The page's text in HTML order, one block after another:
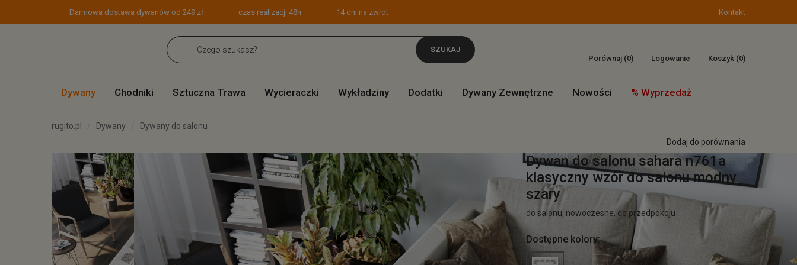
Darmowa dostawa dywanów od 249 zł czas realizacji 48h 14 dni na zwrot Kontakt
SZUKAJ
Porównaj (0) Logowanie Koszyk (0)
Dywany Chodniki Sztuczna Trawa Wycieraczki Wykładziny Dodatki Dywany Zewnętrzne Nowości % Wyprzedaż
rugito.pl Dywany
Dywany do salonu
Dodaj do porównania
Dywan do salonu sahara n761a
klasyczny wzór do salonu modny
szary
do salonu, nowoczesne, do przedpokoju
Dostępne kolory: